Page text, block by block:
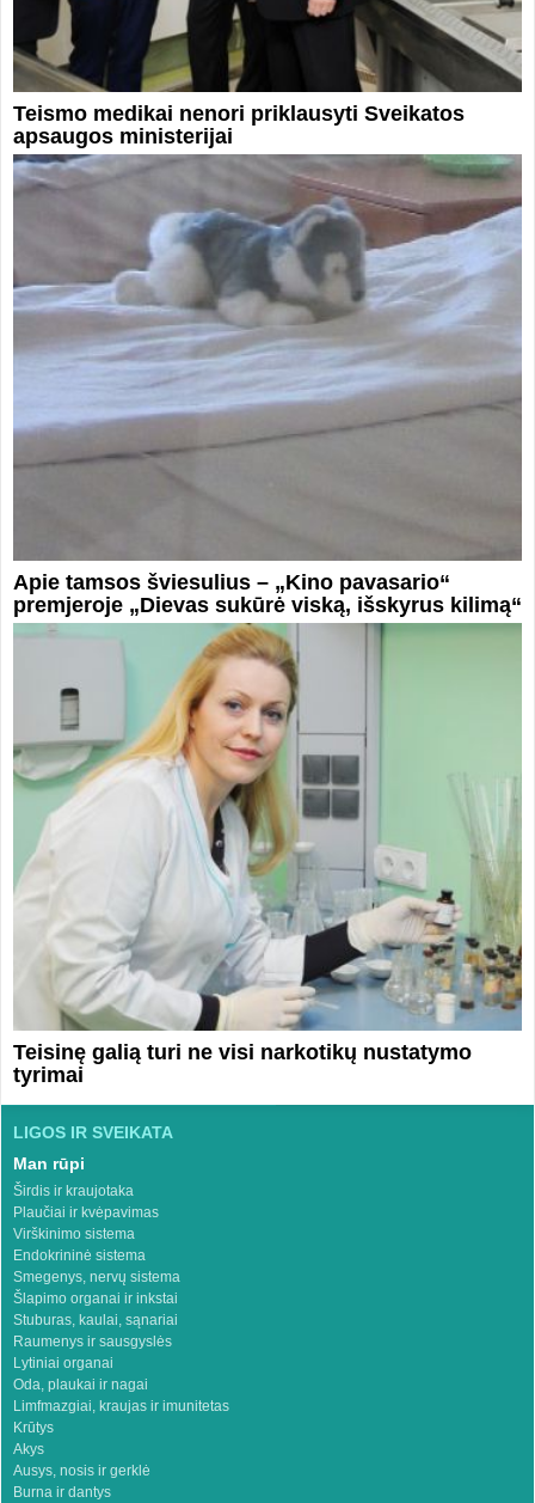
Teismo medikai nenori priklausyti Sveikatos
apsaugos ministerijai
Apie tamsos šviesulius – „Kino pavasario“
premjeroje „Dievas sukūrė viską, išskyrus kilimą“
Teisinę galią turi ne visi narkotikų nustatymo
tyrimai
LIGOS IR SVEIKATA
Man rūpi
Širdis ir kraujotaka
Plaučiai ir kvėpavimas
Virškinimo sistema
Endokrininė sistema
Smegenys, nervų sistema
Šlapimo organai ir inkstai
Stuburas, kaulai, sąnariai
Raumenys ir sausgyslės
Lytiniai organai
Oda, plaukai ir nagai
Limfmazgiai, kraujas ir imunitetas
Krūtys
Akys
Ausys, nosis ir gerklė
Burna ir dantys